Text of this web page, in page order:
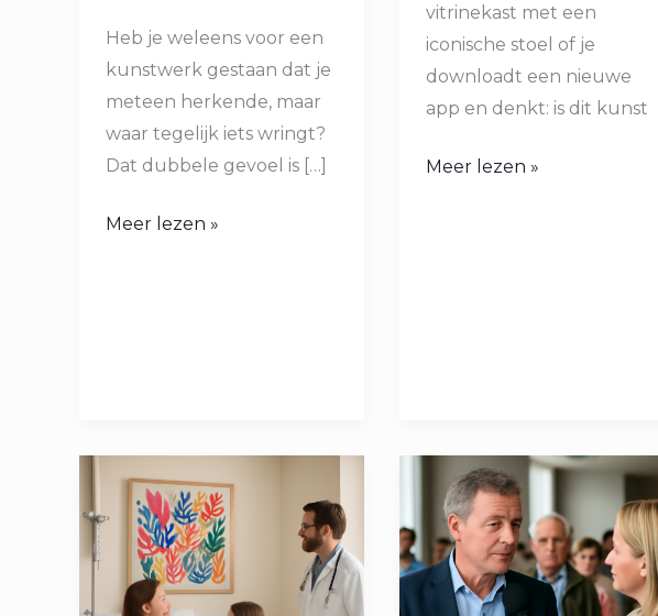
Heb je weleens voor een
kunstwerk gestaan dat je
meteen herkende, maar
waar tegelijk iets wringt?
Dat dubbele gevoel is […]
Meer lezen »
vitrinekast met een
iconische stoel of je
downloadt een nieuwe
app en denkt: is dit kunst
Meer lezen »
Kunst
Ziekenhuis
Waar
Zijn
De
Opnames
Van